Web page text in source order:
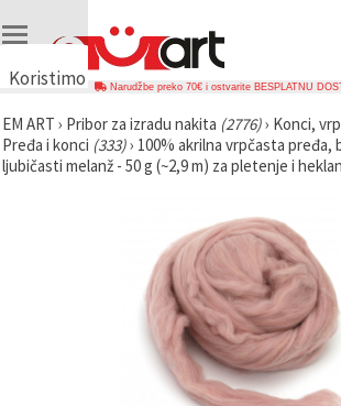
Koristimo
🍪
Koristimo
kolačiće i
Narudžbe preko 70€ i ostvarite BESPLATNU
EM ART › Pribor za izradu nakita (2776)› Konci,
Pređa i konci (333)› 100% akrilna vrpčasta pređa,
ljubičasti melanž - 50 g (~2,9 m) za pletenje i